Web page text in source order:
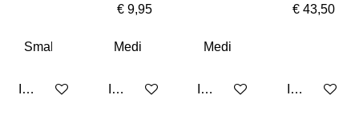
In winkelwagen
€ 9,95
In winkelwagen In winkelwagen
€ 43,50
In